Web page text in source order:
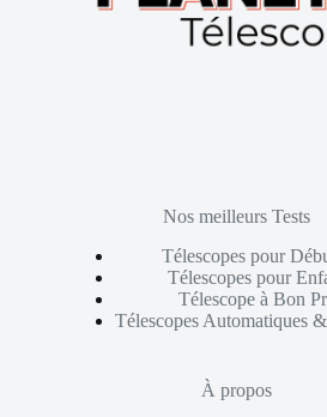
Nos meilleurs Tests
Télescopes pour
Télescopes pour
Télescope à Bon
Télescopes Automatiques
À propos